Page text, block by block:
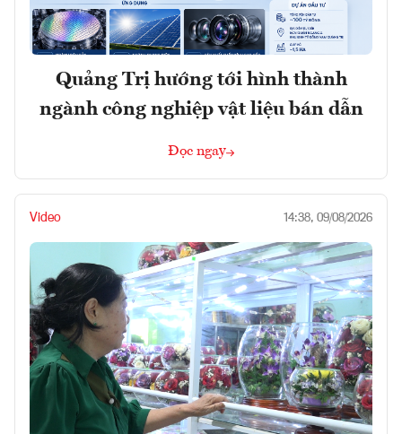
Quảng Trị hướng tới hình thành
ngành công nghiệp vật liệu bán dẫn
Đọc ngay
Video 14:38, 09/08/2026